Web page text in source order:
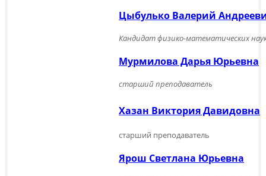
Цыбулько Валерий
Кандидат физико-математических
Мурмилова Дарья Юрьевна
старший преподаватель
Хазан Виктория Давидовна
старший преподаватель
Ярош Светлана Юрьевна